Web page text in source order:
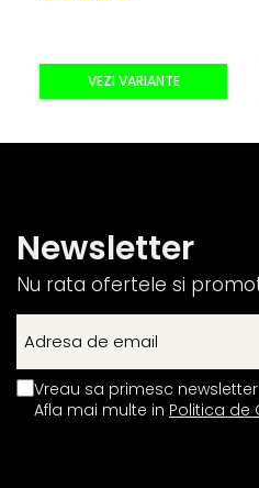
VEZI VARIANTE
Newsletter
Nu rata ofertele si
Vreau sa primesc
Afla mai multe in Politica de